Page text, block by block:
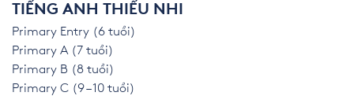
TIẾNG ANH THIẾU NHI
Primary Entry (6 tuổi)
Primary A (7 tuổi)
Primary B (8 tuổi)
Primary C (9 – 10 tuổi)